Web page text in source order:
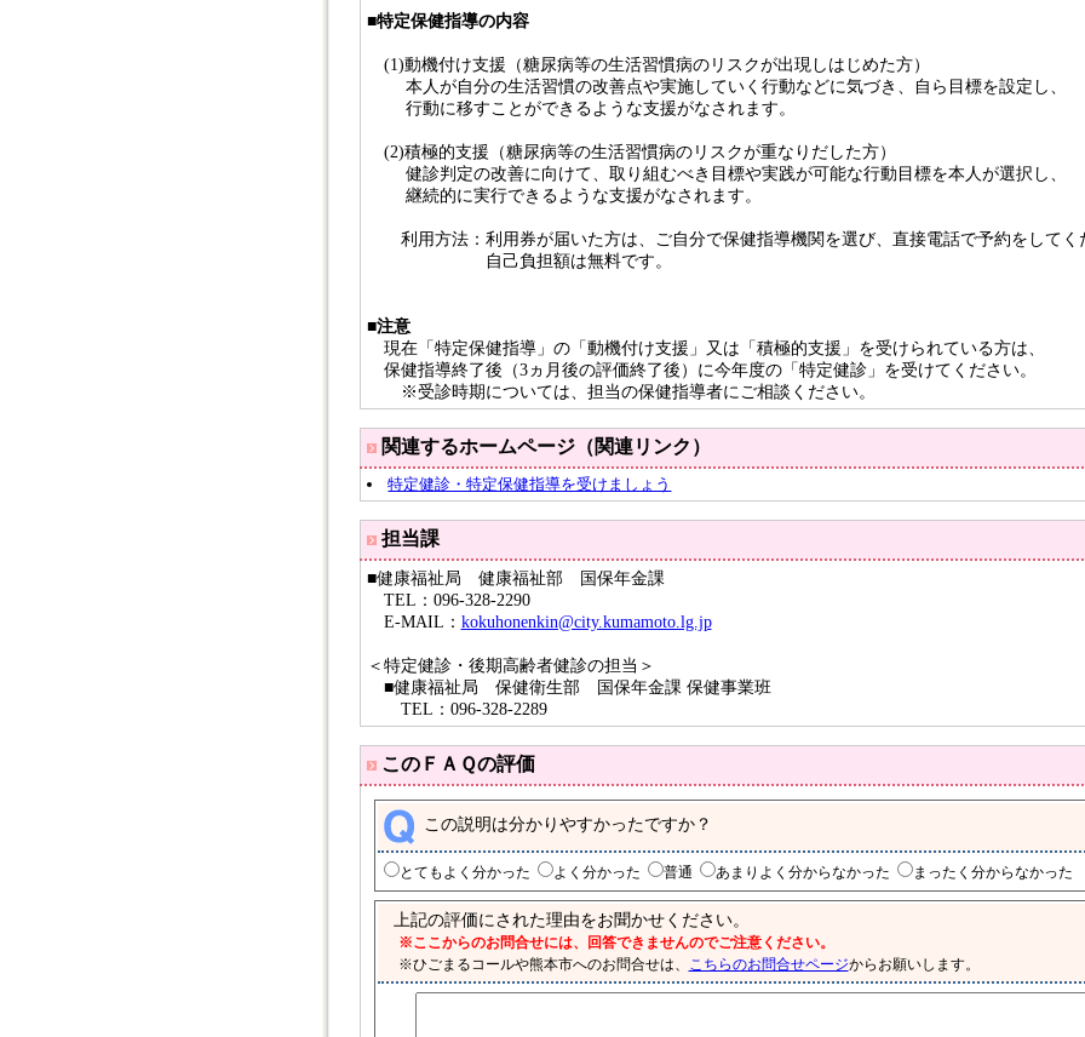
■特定保健指導の内容
(1)動機付け支援（糖尿病等の生活習慣病のリスクが出現しはじめた方）
本人が自分の生活習慣の改善点や実施していく行動などに気づき、自ら目標を設定し、
行動に移すことができるような支援がなされます。
(2)積極的支援（糖尿病等の生活習慣病のリスクが重なりだした方）
健診判定の改善に向けて、取り組むべき目標や実践が可能な行動目標を本人が選択し、
継続的に実行できるような支援がなされます。
利用方法：利用券が届いた方は、ご自分で保健指導機関を選び、直接電話で予約をしてく
自己負担額は無料です。
■注意
現在「特定保健指導」の「動機付け支援」又は「積極的支援」を受けられている方は、
保健指導終了後（3ヵ月後の評価終了後）に今年度の「特定健診」を受けてください。
※受診時期については、担当の保健指導者にご相談ください。
関連するホームページ（関連リンク）
特定健診・特定保健指導を受けましょう
担当課
■健康福祉局 健康福祉部 国保年金課
TEL：096-328-2290
E-MAIL： kokuhonenkin@city.kumamoto.lg.jp
＜特定健診・後期高齢者健診の担当＞
■健康福祉局 保健衛生部 国保年金課 保健事業班
TEL：096-328-2289
このＦＡＱの評価
この説明は分かりやすかったですか？
とてもよく分かった よく分かった 普通 あまりよく分からなかった まったく分からなかった
上記の評価にされた理由をお聞かせください。
※ここからのお問合せには、回答できませんのでご注意ください。
※ひごまるコールや熊本市へのお問合せは、
こちらのお問合せページからお願いします。